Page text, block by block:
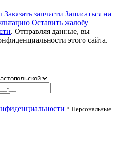
Заказать запчасти Записаться на
Оставить жалобу
. Отправляя данные, вы
этого сайта.
* Персональные